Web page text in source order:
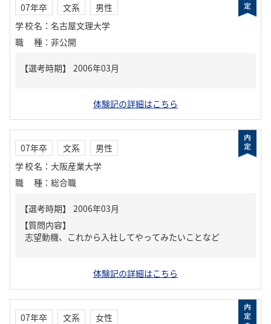
07年卒 文系
男性
学校名 ： 名古屋文理大学
職種 ： 非公開
体験記の詳細はこちら
07年卒 文系
男性
学校名 ： 大阪産業大学
職種 ： 総合職
【質問内容】
志望動機、これから入社してやってみたいことなど
体験記の詳細はこちら
07年卒 文系
女性